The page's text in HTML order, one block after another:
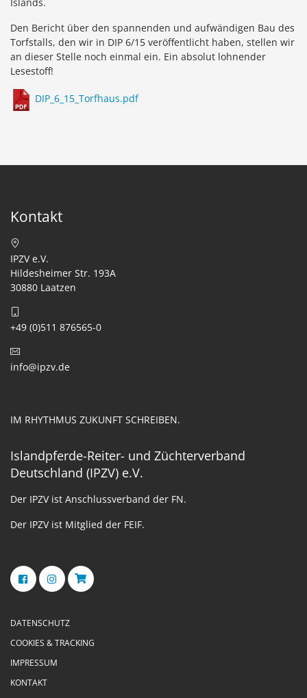
Den Bericht über den spannenden und aufwändigen Bau des
Torfstalls, den wir in DIP 6/15 veröffentlicht haben, stellen wir
an dieser Stelle noch einmal ein. Ein absolut lohnender
Lesestoff!
DIP_6_15_Torfhaus.pdf
Kontakt
IPZV e.V.
Hildesheimer Str. 193A
30880 Laatzen
+49 (0)511 876565-0
info@ipzv.de
IM RHYTHMUS ZUKUNFT SCHREIBEN.
Islandpferde-Reiter- und Züchterverband
Deutschland (IPZV) e.V.
Der IPZV ist Anschlussverband der FN.
Der IPZV ist Mitglied der FEIF.
DATENSCHUTZ
COOKIES & TRACKING
IMPRESSUM
KONTAKT